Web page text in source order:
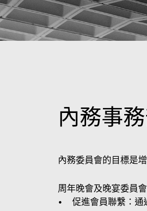
內務事
內務委員會的目標是
周年晚會及晚宴委員會
• 促進會員聯繫：通